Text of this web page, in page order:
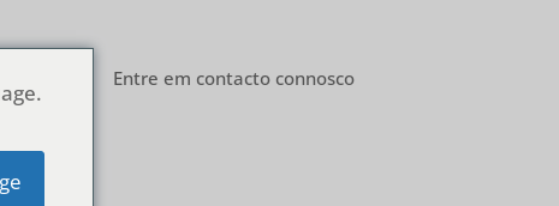
Entre em contacto connosco